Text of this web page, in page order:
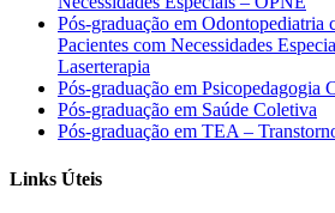
Pós-graduação em Odontopediatria
Pacientes com Necessidades
Laserterapia
Pós-graduação em Psicopedagogia
Pós-graduação em Saúde Coletiva
Pós-graduação em TEA –
Links Úteis